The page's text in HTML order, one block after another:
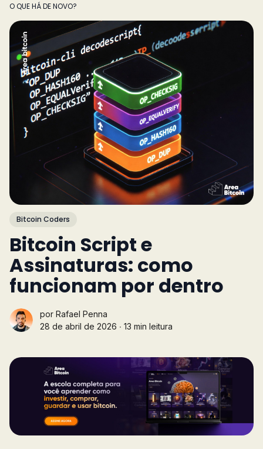
O QUE HÁ DE NOVO?
Bitcoin Coders
Bitcoin Script e
Assinaturas: como
funcionam por dentro
por Rafael Penna
28 de abril de 2026 ∙ 13 min leitura